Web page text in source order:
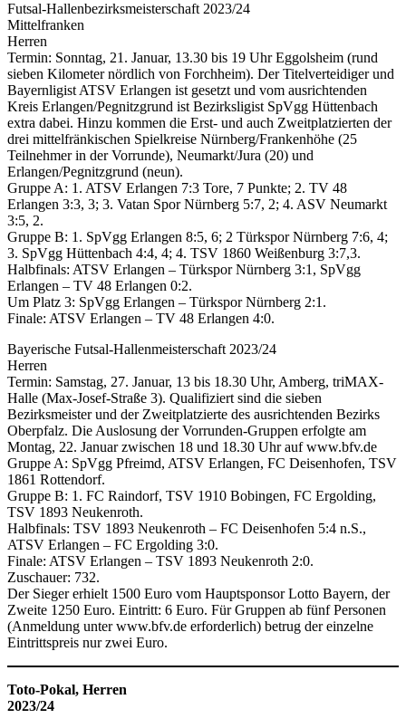
Futsal-Hallenbezirksmeisterschaft 2023/24
Mittelfranken
Herren
Termin: Sonntag, 21. Januar, 13.30 bis 19 Uhr Eggolsheim (rund
sieben Kilometer nördlich von Forchheim). Der Titelverteidiger und
Bayernligist ATSV Erlangen ist gesetzt und vom ausrichtenden
Kreis Erlangen/Pegnitzgrund ist Bezirksligist SpVgg Hüttenbach
extra dabei. Hinzu kommen die Erst- und auch Zweitplatzierten der
drei mittelfränkischen Spielkreise Nürnberg/Frankenhöhe (25
Teilnehmer in der Vorrunde), Neumarkt/Jura (20) und
Erlangen/Pegnitzgrund (neun).
Gruppe A: 1. ATSV Erlangen 7:3 Tore, 7 Punkte; 2. TV 48
Erlangen 3:3, 3; 3. Vatan Spor Nürnberg 5:7, 2; 4. ASV Neumarkt
3:5, 2.
Gruppe B: 1. SpVgg Erlangen 8:5, 6; 2 Türkspor Nürnberg 7:6, 4;
3. SpVgg Hüttenbach 4:4, 4; 4. TSV 1860 Weißenburg 3:7,3.
Halbfinals: ATSV Erlangen – Türkspor Nürnberg 3:1, SpVgg
Erlangen – TV 48 Erlangen 0:2.
Um Platz 3: SpVgg Erlangen – Türkspor Nürnberg 2:1.
Finale: ATSV Erlangen – TV 48 Erlangen 4:0.
Bayerische Futsal-Hallenmeisterschaft 2023/24
Herren
Termin: Samstag, 27. Januar, 13 bis 18.30 Uhr, Amberg, triMAX-
Halle (Max-Josef-Straße 3). Qualifiziert sind die sieben
Bezirksmeister und der Zweitplatzierte des ausrichtenden Bezirks
Oberpfalz. Die Auslosung der Vorrunden-Gruppen erfolgte am
Montag, 22. Januar zwischen 18 und 18.30 Uhr auf www.bfv.de
Gruppe A: SpVgg Pfreimd, ATSV Erlangen, FC Deisenhofen, TSV
1861 Rottendorf.
Gruppe B: 1. FC Raindorf, TSV 1910 Bobingen, FC Ergolding,
TSV 1893 Neukenroth.
Halbfinals: TSV 1893 Neukenroth – FC Deisenhofen 5:4 n.S.,
ATSV Erlangen – FC Ergolding 3:0.
Finale: ATSV Erlangen – TSV 1893 Neukenroth 2:0.
Zuschauer: 732.
Der Sieger erhielt 1500 Euro vom Hauptsponsor Lotto Bayern, der
Zweite 1250 Euro. Eintritt: 6 Euro. Für Gruppen ab fünf Personen
(Anmeldung unter www.bfv.de erforderlich) betrug der einzelne
Eintrittspreis nur zwei Euro.
Toto-Pokal, Herren
2023/24